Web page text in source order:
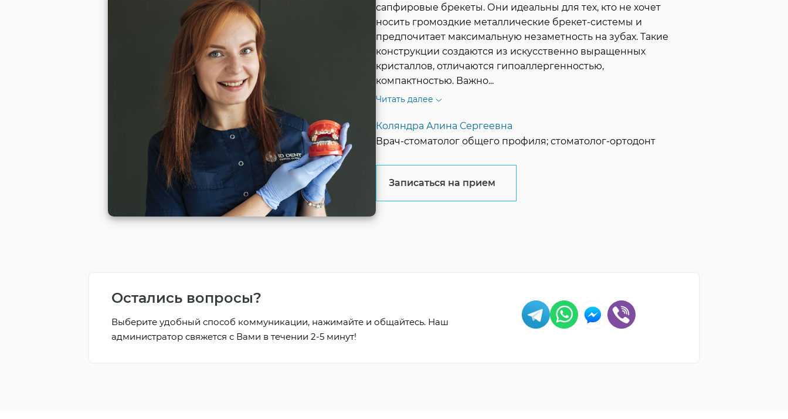
сапфировые брекеты. Они идеальны для тех, кто не хочет
носить громоздкие металлические брекет-системы и
предпочитает максимальную незаметность на зубах. Такие
конструкции создаются из искусственно выращенных
кристаллов, отличаются гипоаллергенностью,
компактностью. Важно...
Читать далее
Коляндра Алина Сергеевна
Врач-стоматолог общего профиля; стоматолог-ортодонт
Записаться на прием
Остались вопросы?
Выберите удобный способ коммуникации, нажимайте и общайтесь. Наш
администратор свяжется с Вами в течении 2-5 минут!